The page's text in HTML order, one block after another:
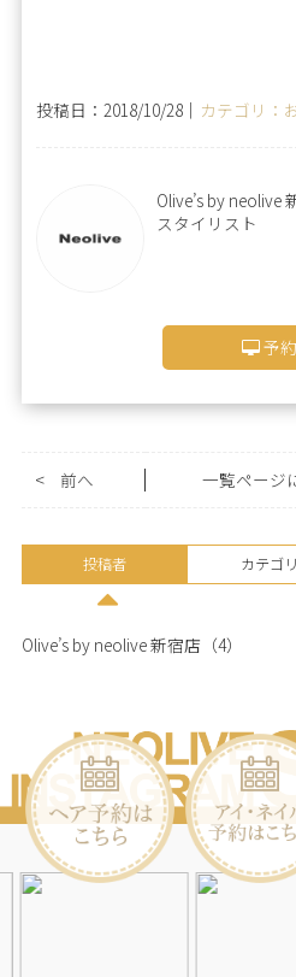
投稿日：2018/10/28｜ カテゴリ：
Olive’s by neolive
スタイリスト
予約
< 前へ 一覧ページ
投稿者 カテゴリ
Olive’s by neolive 新宿店 （4）